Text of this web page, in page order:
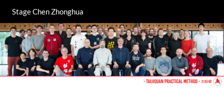
Stage Chen Zhonghua